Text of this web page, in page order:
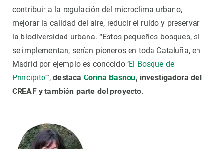
contribuir a la regulación del microclima urbano,
mejorar la calidad del aire, reducir el ruido y preservar
la biodiversidad urbana. “Estos pequeños bosques, si
se implementan, serían pioneros en toda Cataluña, en
Madrid por ejemplo es conocido ‘El Bosque del
Principito’”, destaca Corina Basnou, investigadora del
CREAF y también parte del proyecto.